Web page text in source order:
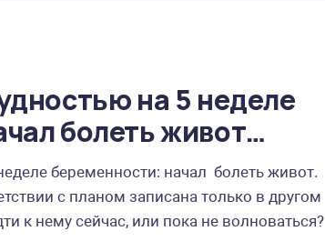
на 5 неделе
болеть живот…
беременности: начал  болеть живот.
с планом записана только в другом
к нему сейчас, или пока не волноваться?